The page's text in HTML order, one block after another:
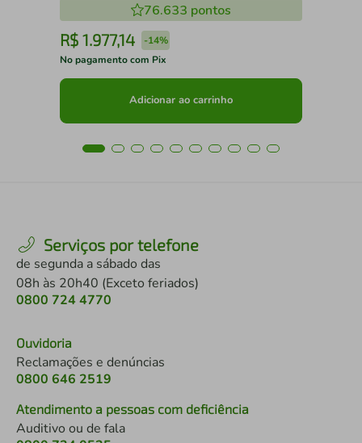
76.633 pontos
R$ 1.977,14 -14%
No pagamento com Pix
Adicionar ao carrinho
Serviços por telefone
de segunda a sábado das
08h às 20h40 (Exceto feriados)
0800 724 4770
Ouvidoria
Reclamações e denúncias
0800 646 2519
Atendimento a pessoas com deficiência
Auditivo ou de fala